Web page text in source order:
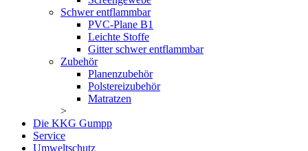
Schwer entflammbar
PVC-Plane B1
Leichte Stoffe
Gitter schwer entflammbar
Zubehör
Planenzubehör
Polstereizubehör
Matratzen
>
Die KKG Gumpp
Service
Umweltschutz